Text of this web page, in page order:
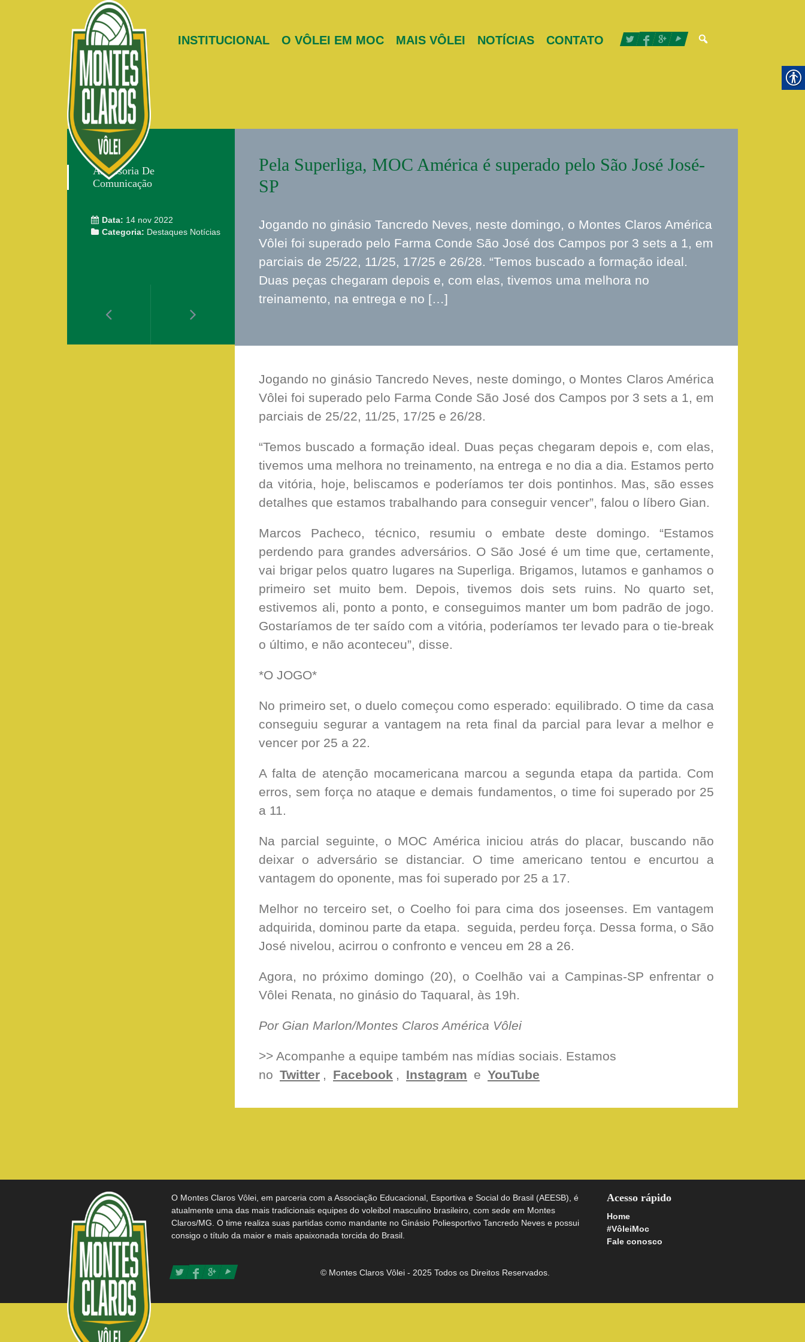
INSTITUCIONAL O VÔLEI EM MOC MAIS VÔLEI NOTÍCIAS CONTATO
Assessoria De
Comunicação
Data: 14 nov 2022
Categoria: Destaques Notícias
Pela Superliga, MOC América é superado pelo São José José-
SP
Jogando no ginásio Tancredo Neves, neste domingo, o Montes Claros América
Vôlei foi superado pelo Farma Conde São José dos Campos por 3 sets a 1, em
parciais de 25/22, 11/25, 17/25 e 26/28. “Temos buscado a formação ideal.
Duas peças chegaram depois e, com elas, tivemos uma melhora no
treinamento, na entrega e no […]
Jogando no ginásio Tancredo Neves, neste domingo, o Montes Claros América
Vôlei foi superado pelo Farma Conde São José dos Campos por 3 sets a 1, em
parciais de 25/22, 11/25, 17/25 e 26/28.
“Temos buscado a formação ideal. Duas peças chegaram depois e, com elas,
tivemos uma melhora no treinamento, na entrega e no dia a dia. Estamos perto
da vitória, hoje, beliscamos e poderíamos ter dois pontinhos. Mas, são esses
detalhes que estamos trabalhando para conseguir vencer”, falou o líbero Gian.
Marcos Pacheco, técnico, resumiu o embate deste domingo. “Estamos
perdendo para grandes adversários. O São José é um time que, certamente,
vai brigar pelos quatro lugares na Superliga. Brigamos, lutamos e ganhamos o
primeiro set muito bem. Depois, tivemos dois sets ruins. No quarto set,
estivemos ali, ponto a ponto, e conseguimos manter um bom padrão de jogo.
Gostaríamos de ter saído com a vitória, poderíamos ter levado para o tie-break
o último, e não aconteceu”, disse.
*O JOGO*
No primeiro set, o duelo começou como esperado: equilibrado. O time da casa
conseguiu segurar a vantagem na reta final da parcial para levar a melhor e
vencer por 25 a 22.
A falta de atenção mocamericana marcou a segunda etapa da partida. Com
erros, sem força no ataque e demais fundamentos, o time foi superado por 25
a 11.
Na parcial seguinte, o MOC América iniciou atrás do placar, buscando não
deixar o adversário se distanciar. O time americano tentou e encurtou a
vantagem do oponente, mas foi superado por 25 a 17.
Melhor no terceiro set, o Coelho foi para cima dos joseenses. Em vantagem
adquirida, dominou parte da etapa. seguida, perdeu força. Dessa forma, o São
José nivelou, acirrou o confronto e venceu em 28 a 26.
Agora, no próximo domingo (20), o Coelhão vai a Campinas-SP enfrentar o
Vôlei Renata, no ginásio do Taquaral, às 19h.
Por Gian Marlon/Montes Claros América Vôlei
>> Acompanhe a equipe também nas mídias sociais. Estamos
no Twitter , Facebook , Instagram e YouTube
O Montes Claros Vôlei, em parceria com a Associação Educacional, Esportiva e Social do Brasil (AEESB), é
atualmente uma das mais tradicionais equipes do voleibol masculino brasileiro, com sede em Montes
Claros/MG. O time realiza suas partidas como mandante no Ginásio Poliesportivo Tancredo Neves e possui
consigo o título da maior e mais apaixonada torcida do Brasil.
© Montes Claros Vôlei - 2025 Todos os Direitos Reservados.
Acesso rápido
Home
#VôleiMoc
Fale conosco